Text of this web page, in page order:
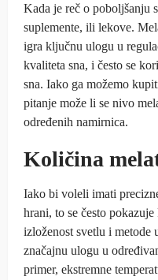
Kada je reč o poboljšanju
suplemente, ili lekove.
igra ključnu ulogu u
kvaliteta sna, i često se
sna. Iako ga možemo
pitanje može li se nivo
određenih namirnica.
Količina
Iako bi voleli imati
hrani, to se često
izloženost svetlu i
značajnu ulogu u
primer, ekstremne